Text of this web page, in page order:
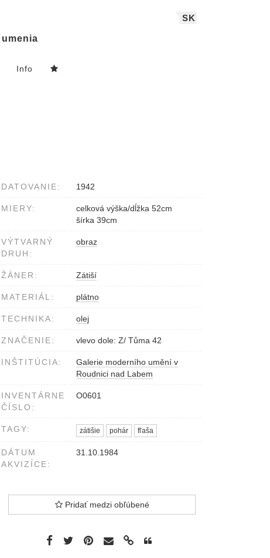
SK
umenia
Info
DATOVANIE: 1942
MIERY:
celková výška/dĺžka 52cm
šírka 39cm
VÝTVARNÝ
DRUH:
obraz
ŽÁNER: Zátiší
MATERIÁL: plátno
TECHNIKA: olej
ZNAČENIE: vlevo dole: Z/ Tůma 42
INŠTITÚCIA:
Galerie moderního umění v
Roudnici nad Labem
INVENTÁRNE
ČÍSLO:
O0601
TAGY: zátišie pohár fľaša
DÁTUM
AKVIZÍCE:
31.10.1984
Pridať medzi obľúbené